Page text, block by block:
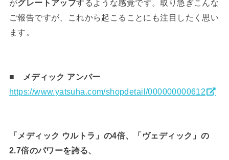
がグレートアップするような感覚です。取り急ぎこんな
ご報告ですが、これから起こることにも注目したく思い
ます。
■ メディック アンバー
https://www.yatsuha.com/shopdetail/000000000612
「メディック ウルトラ」の4倍、「ヴェディック」の
2.7倍のパワーを誇る、